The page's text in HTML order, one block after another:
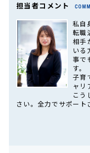
担当者コメント
私自
転職
相手
いる
事で
す。
子育
ャリ
こう
さい。全力でサポート